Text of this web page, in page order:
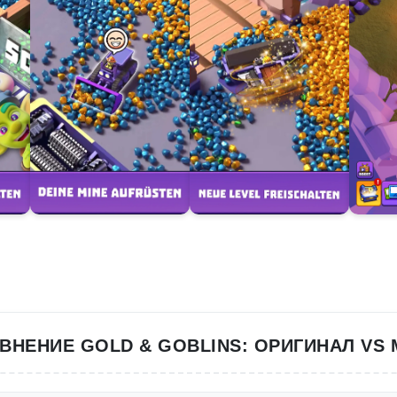
GOLD & GOBLINS: ОРИГИНАЛ VS